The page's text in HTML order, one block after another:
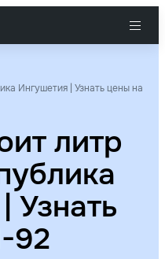
Ингушетия | Узнать цены на
литр
Узнать
92